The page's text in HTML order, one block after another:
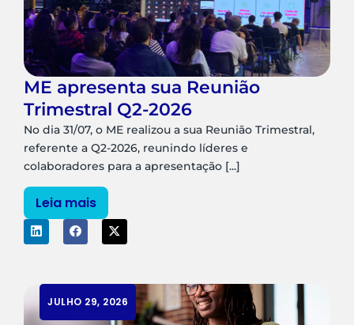
ME apresenta sua Reunião
Trimestral Q2-2026
No dia 31/07, o ME realizou a sua Reunião Trimestral,
referente a Q2-2026, reunindo líderes e
colaboradores para a apresentação [...]
Leia mais
JULHO 29, 2026